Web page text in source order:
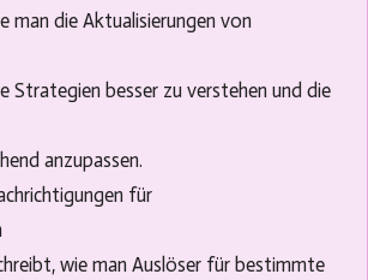
man die Aktualisierungen von
Strategien besser zu verstehen und die
anzupassen.
für
wie man Auslöser für bestimmte